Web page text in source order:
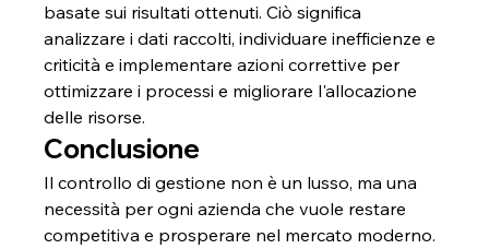
basate sui risultati ottenuti. Ciò significa
analizzare i dati raccolti, individuare inefficienze e
criticità e implementare azioni correttive per
ottimizzare i processi e migliorare l'allocazione
delle risorse.
Conclusione
Il controllo di gestione non è un lusso, ma una
necessità per ogni azienda che vuole restare
competitiva e prosperare nel mercato moderno.